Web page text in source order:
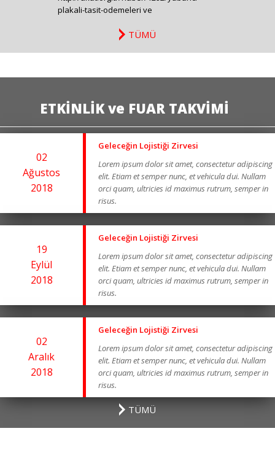
plakali-tasit-odemeleri ve
ile bildirdiğimiz “Ücretli Karayollarında
TÜMÜ
ETKİNLİK ve FUAR TAKVİMİ
02
Ağustos
2018
Geleceğin Lojistiği Zirvesi
Lorem ipsum dolor sit amet, consectetur adipiscing
elit. Etiam et semper nunc, et vehicula dui. Nullam
orci quam, ultricies id maximus rutrum, semper in
risus.
19
Eylül
2018
Geleceğin Lojistiği Zirvesi
Lorem ipsum dolor sit amet, consectetur adipiscing
elit. Etiam et semper nunc, et vehicula dui. Nullam
orci quam, ultricies id maximus rutrum, semper in
risus.
02
Aralık
2018
Geleceğin Lojistiği Zirvesi
Lorem ipsum dolor sit amet, consectetur adipiscing
elit. Etiam et semper nunc, et vehicula dui. Nullam
orci quam, ultricies id maximus rutrum, semper in
risus.
TÜMÜ